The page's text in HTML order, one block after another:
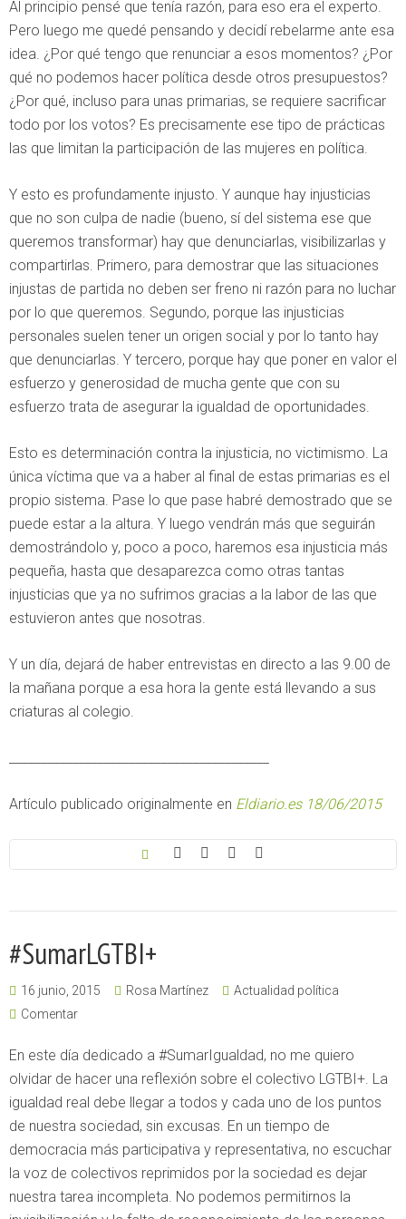
Al principio pensé que tenía razón, para eso era el experto.
Pero luego me quedé pensando y decidí rebelarme ante esa
idea. ¿Por qué tengo que renunciar a esos momentos? ¿Por
qué no podemos hacer política desde otros presupuestos?
¿Por qué, incluso para unas primarias, se requiere sacrificar
todo por los votos? Es precisamente ese tipo de prácticas
las que limitan la participación de las mujeres en política.
Y esto es profundamente injusto. Y aunque hay injusticias
que no son culpa de nadie (bueno, sí del sistema ese que
queremos transformar) hay que denunciarlas, visibilizarlas y
compartirlas. Primero, para demostrar que las situaciones
injustas de partida no deben ser freno ni razón para no luchar
por lo que queremos. Segundo, porque las injusticias
personales suelen tener un origen social y por lo tanto hay
que denunciarlas. Y tercero, porque hay que poner en valor el
esfuerzo y generosidad de mucha gente que con su
esfuerzo trata de asegurar la igualdad de oportunidades.
Esto es determinación contra la injusticia, no victimismo. La
única víctima que va a haber al final de estas primarias es el
propio sistema. Pase lo que pase habré demostrado que se
puede estar a la altura. Y luego vendrán más que seguirán
demostrándolo y, poco a poco, haremos esa injusticia más
pequeña, hasta que desaparezca como otras tantas
injusticias que ya no sufrimos gracias a la labor de las que
estuvieron antes que nosotras.
Y un día, dejará de haber entrevistas en directo a las 9.00 de
la mañana porque a esa hora la gente está llevando a sus
criaturas al colegio.
Artículo publicado originalmente en Eldiario.es 18/06/2015
#SumarLGTBI+
16 junio, 2015 Rosa Martínez
Actualidad política
Comentar
En este día dedicado a #SumarIgualdad, no me quiero
olvidar de hacer una reflexión sobre el colectivo LGTBI+. La
igualdad real debe llegar a todos y cada uno de los puntos
de nuestra sociedad, sin excusas. En un tiempo de
democracia más participativa y representativa, no escuchar
la voz de colectivos reprimidos por la sociedad es dejar
nuestra tarea incompleta. No podemos permitirnos la